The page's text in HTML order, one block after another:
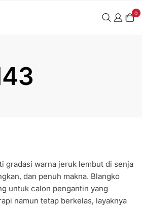
0
gradasi warna jeruk lembut di senja
dan penuh makna. Blangko
untuk calon pengantin yang
namun tetap berkelas, layaknya